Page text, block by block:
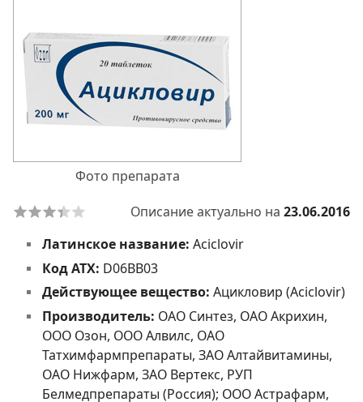
Фото препарата
Описание актуально на 23.06.2016
Латинское название: Aciclovir
Код АТХ: D06BB03
Действующее вещество: Ацикловир (Aciclovir)
Производитель: ОАО Синтез, ОАО Акрихин,
ООО Озон, ООО Алвилс, ОАО
Татхимфармпрепараты, ЗАО Алтайвитамины,
ОАО Нижфарм, ЗАО Вертекс, РУП
Белмедпрепараты (Россия); ООО Астрафарм,